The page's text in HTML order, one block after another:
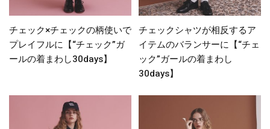
チェック×チェックの柄使いで
プレイフルに【“チェック”ガ
ールの着まわし30days】
チェックシャツが相反するア
イテムのバランサーに【“チェ
ック”ガールの着まわし
30days】